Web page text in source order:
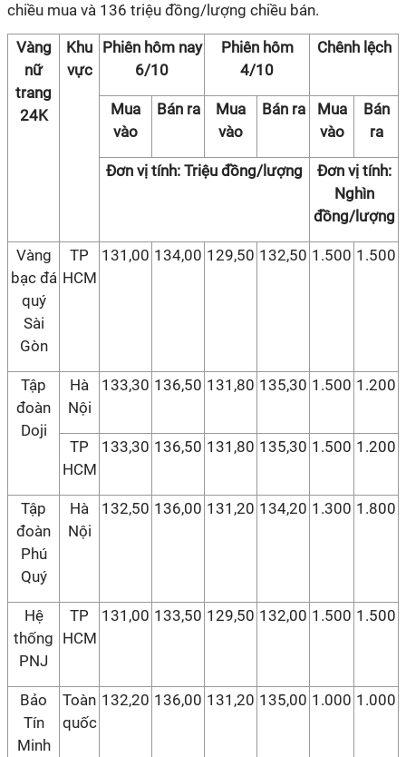
chiều mua và 136 triệu đồng/lượng chiều bán.
Vàng
nữ
trang
24K
Khu
vực
Phiên hôm nay
6/10
Phiên hôm
4/10
Chênh lệch
Mua
vào
Bán ra
Mua
vào
Bán ra
Mua
vào
Bán
ra
Đơn vị tính: Triệu đồng/lượng
Đơn vị tính:
Nghìn
đồng/lượng
Vàng
bạc đá
quý
Sài
Gòn
TP
HCM
131,00 134,00 129,50 132,50 1.500 1.500
Tập
đoàn
Doji
Hà
Nội
133,30 136,50 131,80 135,30 1.500 1.200
TP
HCM
133,30 136,50 131,80 135,30 1.500 1.200
Tập
đoàn
Phú
Quý
Hà
Nội
132,50 136,00 131,20 134,20 1.300 1.800
Hệ
thống
PNJ
TP
HCM
131,00 133,50 129,50 132,00 1.500 1.500
Bảo
Tín
Minh
Toàn
quốc
132,20 136,00 131,20 135,00 1.000 1.000